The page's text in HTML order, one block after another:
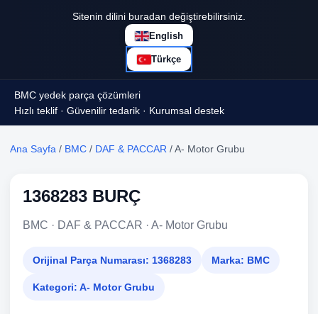
Sitenin dilini buradan değiştirebilirsiniz.
English
Türkçe
BMC yedek parça çözümleri
Hızlı teklif · Güvenilir tedarik · Kurumsal destek
Ana Sayfa / BMC / DAF & PACCAR / A- Motor Grubu
1368283 BURÇ
BMC · DAF & PACCAR · A- Motor Grubu
Orijinal Parça Numarası: 1368283 Marka: BMC
Kategori: A- Motor Grubu